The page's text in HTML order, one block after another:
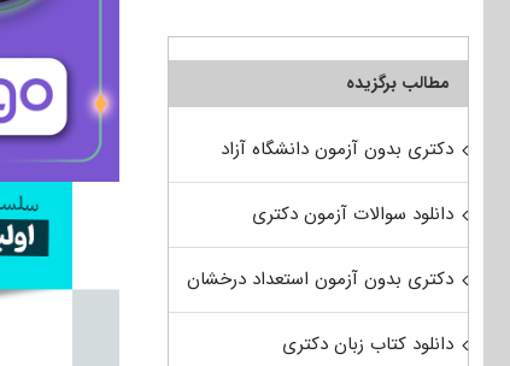
مطالب برگزیده
دکتری بدون آزمون دانشگاه آزاد
دانلود سوالات آزمون دکتری
دکتری بدون آزمون استعداد درخشان
دانلود کتاب زبان دکتری